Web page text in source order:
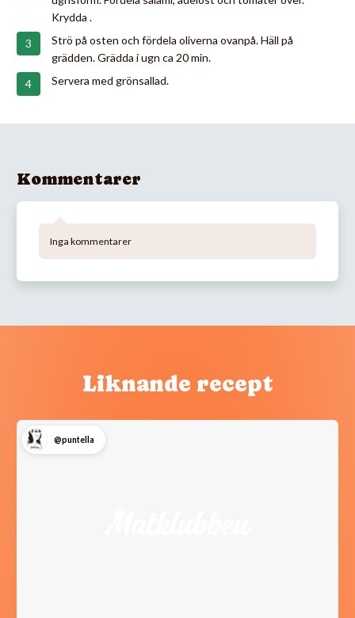
Krydda .
Strö på osten och fördela oliverna ovanpå. Häll på
grädden. Grädda i ugn ca 20 min.
Servera med grönsallad.
Kommentarer
Inga kommentarer
Liknande recept
@puntella